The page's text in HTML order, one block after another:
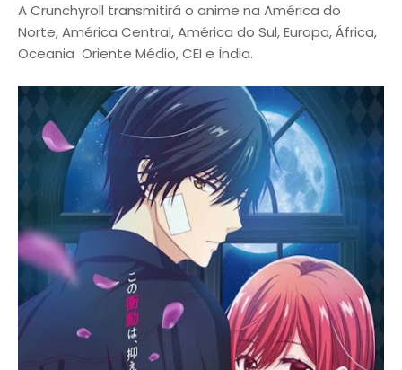
A Crunchyroll transmitirá o anime na América do
Norte, América Central, América do Sul, Europa, África,
Oceania Oriente Médio, CEI e Índia.